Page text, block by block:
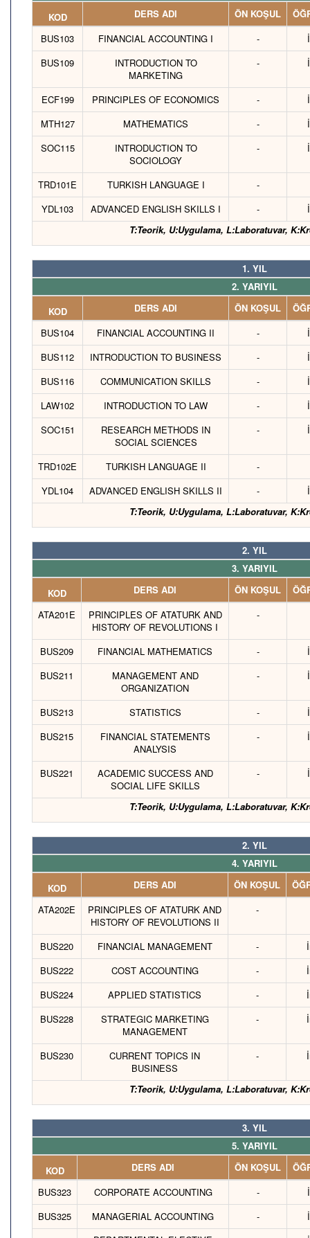
KOD
DERS ADI ÖN KOŞUL
BUS103
FINANCIAL ACCOUNTING I -
BUS109
INTRODUCTION TO
MARKETING
-
ECF199 PRINCIPLES OF ECONOMICS -
MTH127
MATHEMATICS -
SOC115
INTRODUCTION TO
SOCIOLOGY
-
TRD101E TURKISH LANGUAGE I
-
YDL103
ADVANCED ENGLISH SKILLS I -
T:Teorik, U:Uygulama, L:Laboratuvar,
1. YIL
2. YARIYIL
KOD
DERS ADI ÖN KOŞUL
BUS104
FINANCIAL ACCOUNTING II -
BUS112
INTRODUCTION TO BUSINESS -
BUS116
COMMUNICATION SKILLS -
LAW102
INTRODUCTION TO LAW -
SOC151
RESEARCH METHODS IN
SOCIAL SCIENCES
-
TRD102E TURKISH LANGUAGE II
-
YDL104
ADVANCED ENGLISH SKILLS II -
T:Teorik, U:Uygulama, L:Laboratuvar,
2. YIL
3. YARIYIL
KOD
DERS ADI ÖN KOŞUL
ATA201E
PRINCIPLES OF ATATURK AND
HISTORY OF REVOLUTIONS I
-
BUS209 FINANCIAL MATHEMATICS -
BUS211
MANAGEMENT AND
ORGANIZATION
-
BUS213 STATISTICS -
BUS215
FINANCIAL STATEMENTS
ANALYSIS
-
BUS221
ACADEMIC SUCCESS AND
SOCIAL LIFE SKILLS
-
T:Teorik, U:Uygulama, L:Laboratuvar,
2. YIL
4. YARIYIL
KOD
DERS ADI ÖN KOŞUL
ATA202E
PRINCIPLES OF ATATURK AND
HISTORY OF REVOLUTIONS II
-
BUS220 FINANCIAL MANAGEMENT -
BUS222
COST ACCOUNTING -
BUS224
APPLIED STATISTICS -
BUS228
STRATEGIC MARKETING
MANAGEMENT
-
BUS230
CURRENT TOPICS IN
BUSINESS
-
T:Teorik, U:Uygulama, L:Laboratuvar,
3. YIL
5. YARIYIL
KOD
DERS ADI ÖN KOŞUL
BUS323
CORPORATE ACCOUNTING -
BUS325
MANAGERIAL ACCOUNTING -